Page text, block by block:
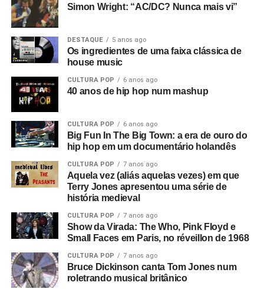
Simon Wright: “AC/DC? Nunca mais vi”
DESTAQUE 5 anos ago
Os ingredientes de uma faixa clássica de
house music
CULTURA POP 6 anos ago
40 anos de hip hop num mashup
CULTURA POP 6 anos ago
Big Fun In The Big Town: a era de ouro do
hip hop em um documentário holandês
CULTURA POP 7 anos ago
Aquela vez (aliás aquelas vezes) em que
Terry Jones apresentou uma série de
história medieval
CULTURA POP 7 anos ago
Show da Virada: The Who, Pink Floyd e
Small Faces em Paris, no réveillon de 1968
CULTURA POP 7 anos ago
Bruce Dickinson canta Tom Jones num
roletrando musical britânico